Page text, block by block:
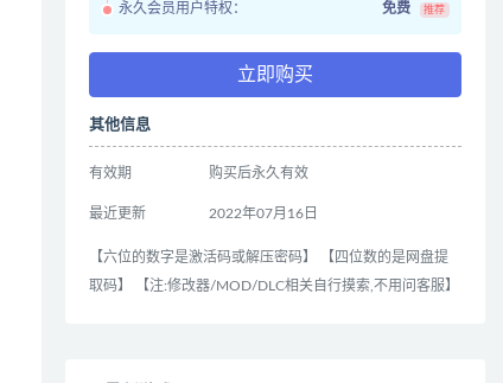
永久会员用户特权： 免费 推荐
立即购买
其他信息
有效期 购买后永久有效
最近更新 2022年07月16日
【六位的数字是激活码或解压密码】 【四位数的是网盘提
取码】 【注:修改器/MOD/DLC相关自行摸索,不用问客服】